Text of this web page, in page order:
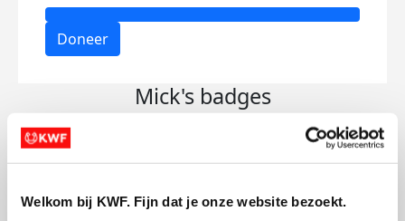
Welkom bij KWF. Fijn dat je onze website bezoekt.
Doneer
Mick's badges